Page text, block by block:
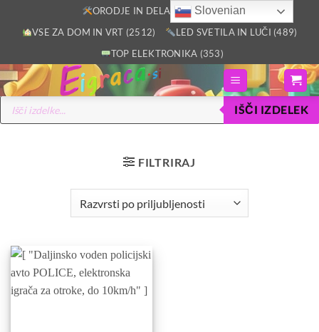
ORODJE IN DELAVNICA (2805)
VSE ZA DOM IN VRT (2512)
LED SVETILA IN LUČI (489)
TOP ELEKTRONIKA (353)
Products
search
IŠČI IZDELEK
FILTRIRAJ
Slovenian